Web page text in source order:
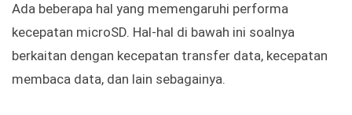
Ada beberapa hal yang memengaruhi performa
kecepatan microSD. Hal-hal di bawah ini soalnya
berkaitan dengan kecepatan transfer data, kecepatan
membaca data, dan lain sebagainya.